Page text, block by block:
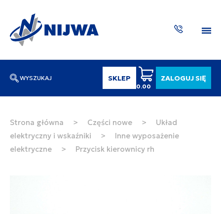
WYSZUKAJ SKLEP
0.00
ZALOGUJ SIĘ
Wpisz numer katalogowy lub nazwę
SZUKAJ
Strona główna > Części nowe >
Układ
elektryczny i wskaźniki
>
Inne wyposażenie
elektryczne
> Przycisk kierownicy rh